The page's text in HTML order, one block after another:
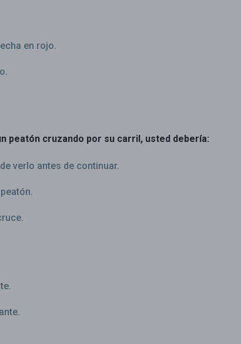
en rojo.
peatón cruzando por su carril, usted debería:
verlo antes de continuar.